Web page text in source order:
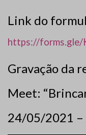
Link do
https://forms.gle/
Gravação da
Meet:
24/05/2021 –